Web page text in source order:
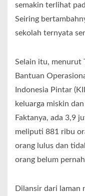
semakin terlihat
Seiring
sekolah ternyata
Selain itu, menurut
Bantuan
Indonesia Pintar
keluarga miskin
Faktanya, ada 3,9
meliputi 881 ribu
orang lulus dan
orang belum
Dilansir dari laman